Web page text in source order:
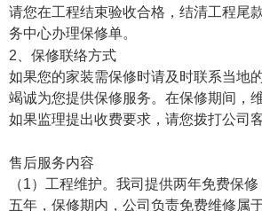
请您在工程结束验收合格，结清工程尾
务中心办理保修单。
2、保修联络方式
如果您的家装需保修时请及时联系当地
竭诚为您提供保修服务。在保修期间，
如果监理提出收费要求，请您拨打公司
售后服务内容
（1）工程维护。我司提供两年免费保
五年，保修期内，公司负责免费维修属